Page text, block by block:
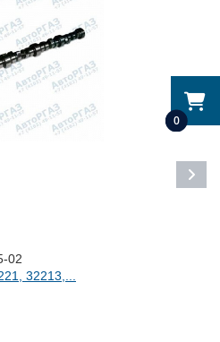
0
02
32213,...